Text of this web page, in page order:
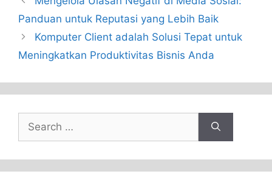
Panduan untuk Reputasi yang Lebih Baik
Komputer Client adalah Solusi Tepat untuk
Meningkatkan Produktivitas Bisnis Anda
Search
for: